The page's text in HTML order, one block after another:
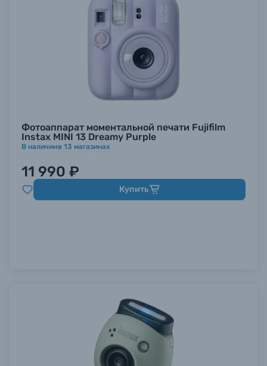
Фотоаппарат моментальной печати Fujifilm
Instax MINI 13 Dreamy Purple
В наличиив 13 магазинах
11 990 ₽
Купить